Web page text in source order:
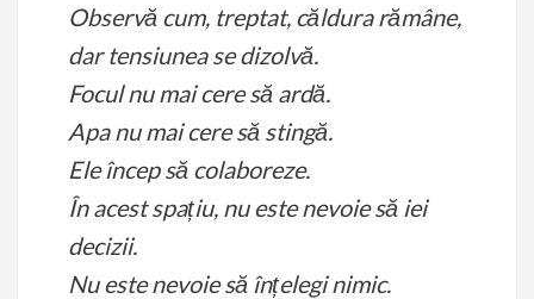
Observă cum, treptat, căldura rămâne,
dar tensiunea se dizolvă.
Focul nu mai cere să ardă.
Apa nu mai cere să stingă.
Ele încep să colaboreze.
În acest spațiu, nu este nevoie să iei
decizii.
Nu este nevoie să înțelegi nimic.